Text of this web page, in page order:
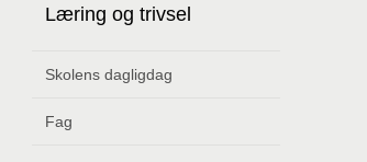
Læring og trivsel
Skolens dagligdag
Fag